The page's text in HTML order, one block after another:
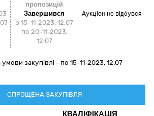
пропозицій
Завершився
з 15-11-2023, 12:07
по 20-11-2023,
12:07
Аукціон не відбувся
закупівлі - по 15-11-2023, 12:07
СПРОЩЕНА ЗАКУПІВЛЯ
КВАЛІФІКАЦІЯ